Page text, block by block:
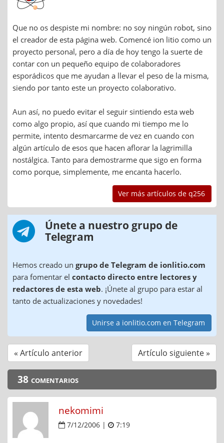
Que no os despiste mi nombre: no soy ningún robot, sino
el creador de esta página web. Comencé ion litio como un
proyecto personal, pero a día de hoy tengo la suerte de
contar con un pequeño equipo de colaboradores
esporádicos que me ayudan a llevar el peso de la misma,
siendo por tanto este un proyecto colaborativo.
Aun así, no puedo evitar el seguir sintiendo esta web
como algo propio, así que cuando mi tiempo me lo
permite, intento desmarcarme de vez en cuando con
algún artículo de esos que hacen aflorar la lagrimilla
nostálgica. Tanto para demostrarme que sigo en forma
como porque, simplemente, me encanta hacerlo.
Ver más artículos de q256
Únete a nuestro grupo de
Telegram
Hemos creado un grupo de Telegram de ionlitio.com
para fomentar el contacto directo entre lectores y
redactores de esta web. ¡Únete al grupo para estar al
tanto de actualizaciones y novedades!
Unirse a ionlitio.com en Telegram
« Artículo anterior Artículo siguiente »
38 comentarios
nekomimi
7/12/2006 | 7:19